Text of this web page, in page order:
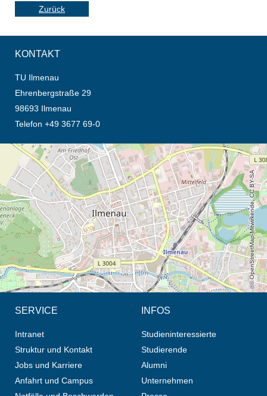
Zurück
KONTAKT
TU Ilmenau
Ehrenbergstraße 29
98693 Ilmenau
Telefon +49 3677 69-0
Öffnet die Anfahrtsbeschreibung in neuem Tab (Karte)
© OpenStreetMap-Mitwirkende, CC BY-SA
SERVICE
Intranet
Struktur und Kontakt
Jobs und Karriere
Anfahrt und Campus
INFOS
Studieninteressierte
Studierende
Alumni
Unternehmen